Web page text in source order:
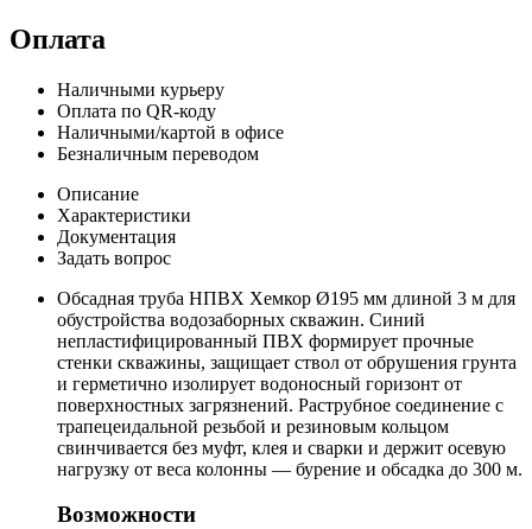
Оплата
Наличными курьеру
Оплата по QR-коду
Наличными/картой в офисе
Безналичным переводом
Описание
Характеристики
Документация
Задать вопрос
Обсадная труба НПВХ Хемкор Ø195 мм длиной 3 м для
обустройства водозаборных скважин. Синий
непластифицированный ПВХ формирует прочные
стенки скважины, защищает ствол от обрушения грунта
и герметично изолирует водоносный горизонт от
поверхностных загрязнений. Раструбное соединение с
трапецеидальной резьбой и резиновым кольцом
свинчивается без муфт, клея и сварки и держит осевую
нагрузку от веса колонны — бурение и обсадка до 300 м.
Возможности